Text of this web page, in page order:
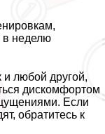
в неделю
и любой другой,
дискомфортом
Если
обратитесь к